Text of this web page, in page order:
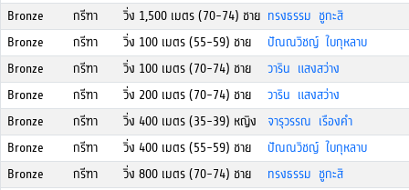
Bronze กรีฑา วิ่ง 1,500 เมตร (70-74) ชาย ทรงธรรม ชูกะสิ
Bronze
กรีฑา วิ่ง 100 เมตร (55-59) ชาย
ปัณณวิชญ์ ใบกุหลาบ
Bronze
กรีฑา วิ่ง 100 เมตร (70-74) ชาย
วาริน แสงสว่าง
Bronze
กรีฑา วิ่ง 200 เมตร (70-74) ชาย
วาริน แสงสว่าง
Bronze
กรีฑา วิ่ง 400 เมตร (35-39) หญิง
จารุวรรณ เรืองคำ
Bronze
กรีฑา วิ่ง 400 เมตร (55-59) ชาย
ปัณณวิชญ์ ใบกุหลาบ
Bronze
กรีฑา วิ่ง 800 เมตร (70-74) ชาย
ทรงธรรม ชูกะสิ